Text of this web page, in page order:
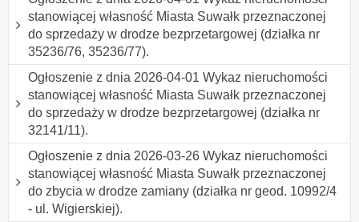
stanowiącej własność Miasta Suwałk przeznaczonej
do sprzedaży w drodze bezprzetargowej (działka nr
35236/76, 35236/77).
Ogłoszenie z dnia 2026-04-01 Wykaz nieruchomości
stanowiącej własność Miasta Suwałk przeznaczonej
do sprzedaży w drodze bezprzetargowej (działka nr
32141/11).
Ogłoszenie z dnia 2026-03-26 Wykaz nieruchomości
stanowiącej własność Miasta Suwałk przeznaczonej
do zbycia w drodze zamiany (działka nr geod. 10992/4
- ul. Wigierskiej).